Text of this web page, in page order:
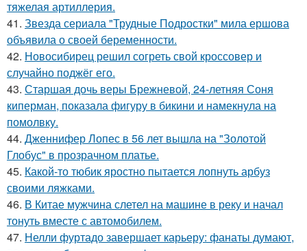
тяжелая артиллерия.
41. Звезда сериала "Трудные Подростки" мила ершова
объявила о своей беременности.
42. Новосибирец решил согреть свой кроссовер и
случайно поджёг его.
43. Старшая дочь веры Брежневой, 24-летняя Соня
киперман, показала фигуру в бикини и намекнула на
помолвку.
44. Дженнифер Лопес в 56 лет вышла на "Золотой
Глобус" в прозрачном платье.
45. Какой-то тюбик яростно пытается лопнуть арбуз
своими ляжками.
46. В Китае мужчина слетел на машине в реку и начал
тонуть вместе с автомобилем.
47. Нелли фуртадо завершает карьеру: фанаты думают,